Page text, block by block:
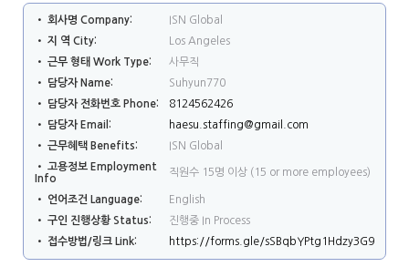
• 회사명 Company:
ISN Global
• 지 역 City:
Los Angeles
• 근무 형태 Work Type:
사무직
• 담당자 Name:
Suhyun770
• 담당자 전화번호 Phone:
8124562426
• 담당자 Email:
haesu.staffing@gmail.com
• 근무혜택 Benefits:
ISN Global
• 고용정보 Employment
Info
직원수 15명 이상 (15 or more employees)
• 언어조건 Language:
English
• 구인 진행상황 Status:
진행중 In Process
• 접수방법/링크 Link:
https://forms.gle/sSBqbYPtg1Hdzy3G9